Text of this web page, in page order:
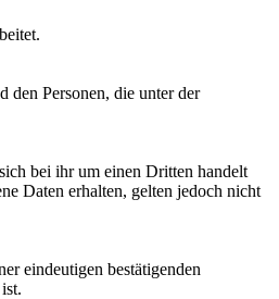
den Personen, die unter der
bei ihr um einen Dritten handelt
Daten erhalten, gelten jedoch nicht
eindeutigen bestätigenden